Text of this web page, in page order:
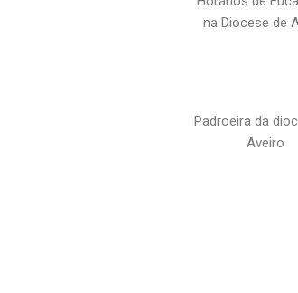
na Diocese de
Padroeira da
Aveiro